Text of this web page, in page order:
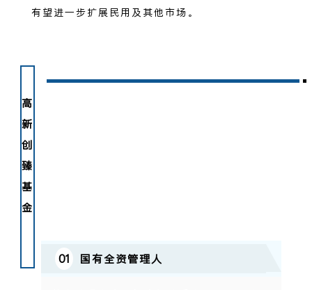
有望进一步扩展民用及其他市场。
高
新
创
臻
基
金
01 国有全资管理人